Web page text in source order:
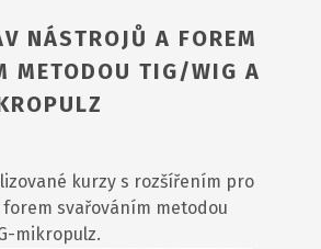
NÁSTROJŮ A FOREM
METODOU TIG/WIG A
kurzy s rozšířením pro
svařováním metodou
mikropulz.